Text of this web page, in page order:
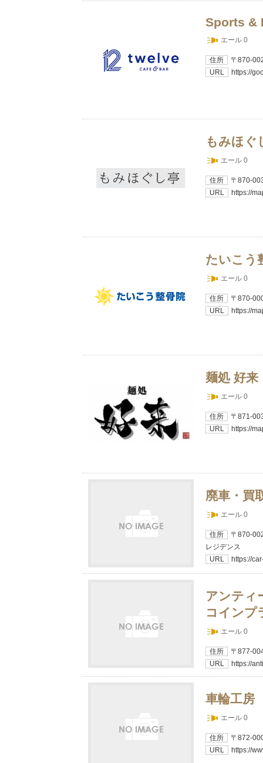
Sports &
エール 0
住所
〒870-
URL
https://
もみほぐ
エール 0
住所
〒870-
URL
https://
たいこう
エール 0
住所
〒870-
URL
https://
麺処 好来
エール 0
住所
〒871-
URL
https://
廃車・買
エール 0
住所
〒870-
レジデンス
URL
https://
アンティ
コインプ
エール 0
住所
〒877-
URL
https://
車輪工房
エール 0
住所
〒872-
URL
https://